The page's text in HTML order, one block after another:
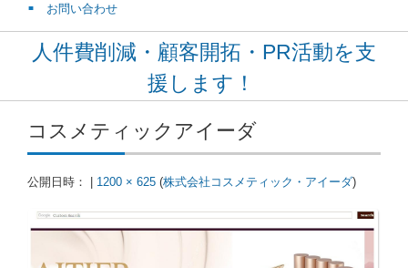
お問い合わせ
人件費削減・顧客開拓・PR活動を支
援します！
コスメティックアイーダ
公開日時： 1200 × 625 (株式会社コスメティック・アイーダ)